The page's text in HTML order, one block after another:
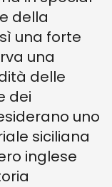
della
una forte
una
delle
dei
uno
siciliana
inglese